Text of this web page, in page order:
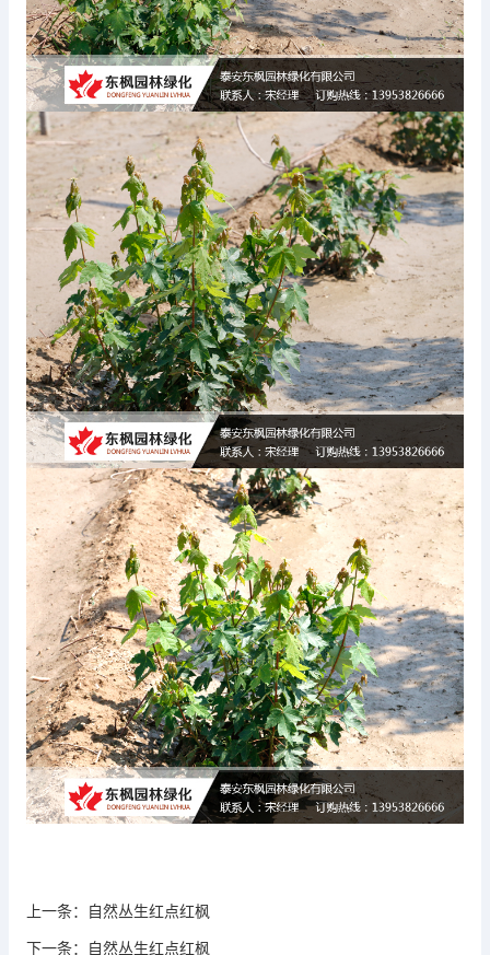
上一条： 自然丛生红点红枫
下一条： 自然丛生红点红枫